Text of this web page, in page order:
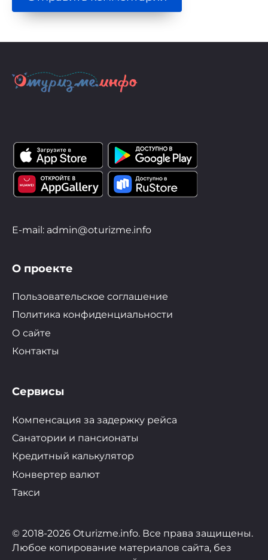
E-mail: admin@oturizme.info
О проекте
Пользовательское соглашение
Политика конфиденциальности
О сайте
Контакты
Сервисы
Компенсация за задержку рейса
Санатории и пансионаты
Кредитный калькулятор
Конвертер валют
Такси
© 2018-2026 Oturizme.info. Все права защищены.
Любое копирование материалов сайта, без